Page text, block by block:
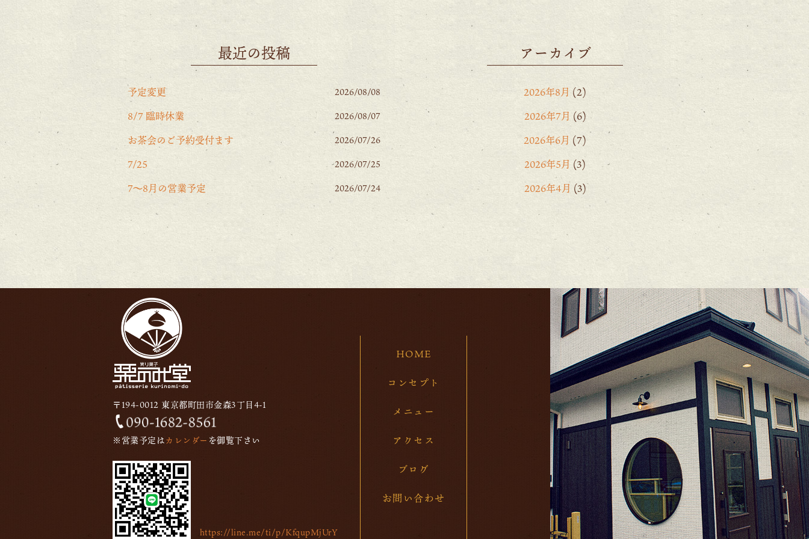
最近の投稿
予定変更 2026/08/08
8/7 臨時休業 2026/08/07
お茶会のご予約受付ます 2026/07/26
7/25 2026/07/25
7〜8月の営業予定 2026/07/24
アーカイブ
2026年8月 (2)
2026年7月 (6)
2026年6月 (7)
2026年5月 (3)
2026年4月 (3)
2026年3月
2026年2月
2025年12月(15)
2025年11月(8)
2025年10月(6)
2025年9月(11)
2025年8月(11)
2025年7月(12)
2025年6月(13)
2024年12月(1)
2024年10月 (1)
(1)
2023年5月(1)
〒194-0012 東京都町田市金森3丁目4-1
※営業予定はカレンダー を御覧下さい
https://line.me/ti/p/KfqupMjUrY
HOME
コンセプト
メニュー
アクセス
ブログ
お問い合わせ